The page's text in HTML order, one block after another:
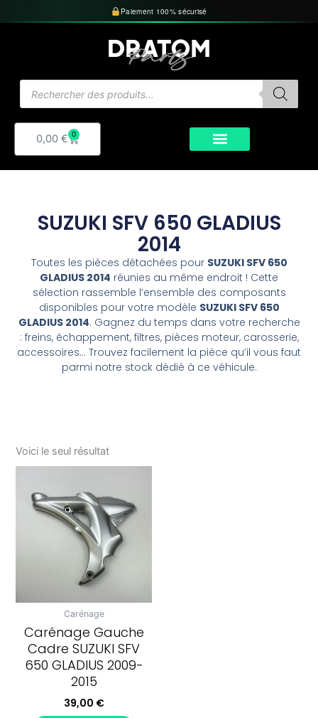
au
Paiement 100% sécurisé
de
0,00 € 0
Panier
SUZUKI SFV 650 GLADIUS
2014
Toutes les pièces détachées pour SUZUKI SFV 650
GLADIUS 2014 réunies au même endroit ! Cette
sélection rassemble l’ensemble des composants
disponibles pour votre modèle SUZUKI SFV 650
GLADIUS 2014. Gagnez du temps dans votre recherche
: freins, échappement, filtres, pièces moteur, carosserie,
accessoires… Trouvez facilement la pièce qu’il vous faut
parmi notre stock dédié à ce véhicule.
Voici le seul résultat
Carénage
Carénage Gauche
Cadre SUZUKI SFV
650 GLADIUS 2009-
2015
39,00 €